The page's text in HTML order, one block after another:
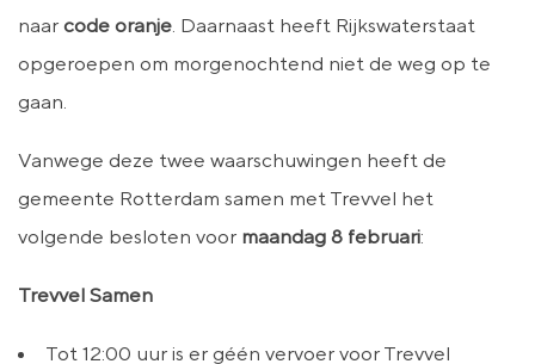
naar code oranje. Daarnaast heeft Rijkswaterstaat
opgeroepen om morgenochtend niet de weg op te
gaan.
Vanwege deze twee waarschuwingen heeft de
gemeente Rotterdam samen met Trevvel het
volgende besloten voor maandag 8 februari:
Trevvel Samen
Tot 12:00 uur is er géén vervoer voor Trevvel